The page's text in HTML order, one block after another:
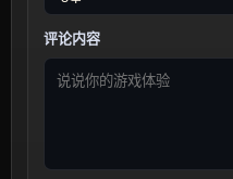
评论内容